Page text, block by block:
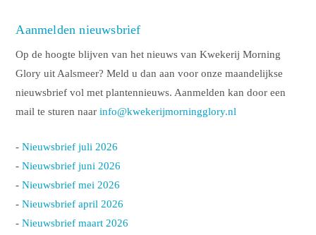
Aanmelden nieuwsbrief
Op de hoogte blijven van het nieuws van Kwekerij Morning
Glory uit Aalsmeer? Meld u dan aan voor onze maandelijkse
nieuwsbrief vol met plantennieuws. Aanmelden kan door een
mail te sturen naarinfo@kwekerijmorningglory.nl
-Nieuwsbrief juli 2026
-Nieuwsbrief juni 2026
-Nieuwsbrief mei 2026
-Nieuwsbrief april 2026
-Nieuwsbrief maart 2026